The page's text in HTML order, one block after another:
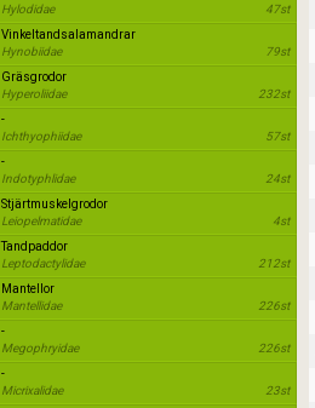
47st
Hylodidae
79st
Vinkeltandsalamandrar
Hynobiidae
232st
Gräsgrodor
Hyperoliidae
57st
-
Ichthyophiidae
24st
-
Indotyphlidae
4st
Stjärtmuskelgrodor
Leiopelmatidae
212st
Tandpaddor
Leptodactylidae
226st
Mantellor
Mantellidae
226st
-
Megophryidae
23st
-
Micrixalidae